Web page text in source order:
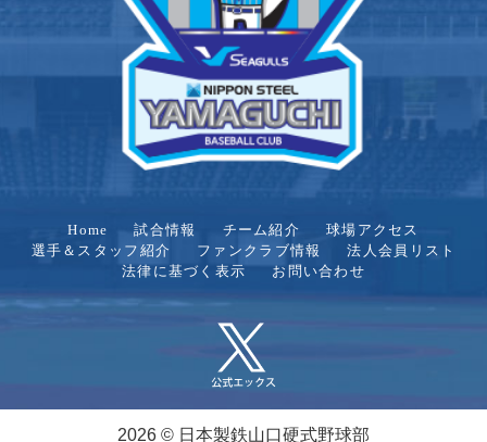
Home 試合情報 チーム紹介
球場アクセス
選手＆スタッフ紹介
ファンクラブ情報
法人会員リスト
法律に基づく表示
お問い合わせ
2026 © 日本製鉄山口硬式野球部